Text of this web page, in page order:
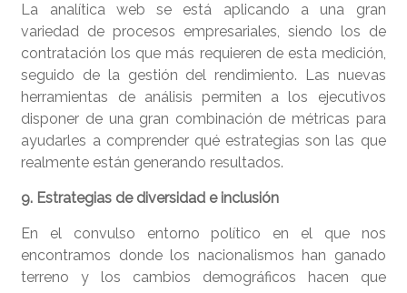
La analítica web se está aplicando a una gran
variedad de procesos empresariales, siendo los de
contratación los que más requieren de esta medición,
seguido de la gestión del rendimiento. Las nuevas
herramientas de análisis permiten a los ejecutivos
disponer de una gran combinación de métricas para
ayudarles a comprender qué estrategias son las que
realmente están generando resultados.
9. Estrategias de diversidad e inclusión
En el convulso entorno político en el que nos
encontramos donde los nacionalismos han ganado
terreno y los cambios demográficos hacen que